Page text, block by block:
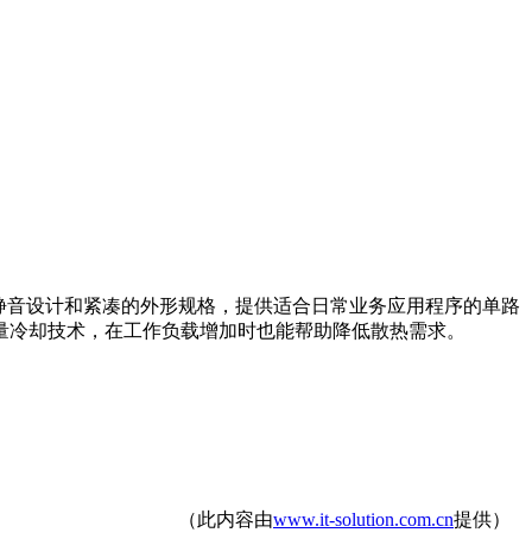
设计和紧凑的外形规格，提供适合日常业务应用程序的单路
却技术，在工作负载增加时也能帮助降低散热需求。
（此内容由www.it-solution.com.cn提供）